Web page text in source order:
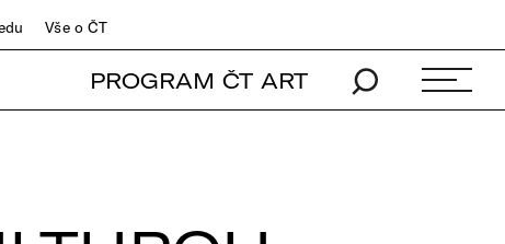
Vše o ČT
PROGRAM ČT ART